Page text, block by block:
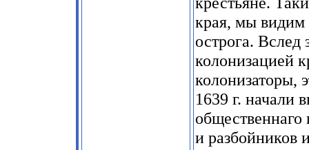
края, мы видим
острога. Вслед
колонизацией
колонизаторы,
1639 г. начали
и разбойников